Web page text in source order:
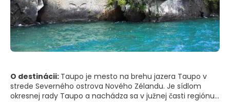
O destinácii: Taupo je mesto na brehu jazera Taupo v
strede Severného ostrova Nového Zélandu. Je sídlom
okresnej rady Taupo a nachádza sa v južnej časti regiónu